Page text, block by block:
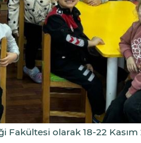
olarak 18-22